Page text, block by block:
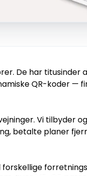
De har titusinder
QR-koder —
Vi tilbyder
betalte planer